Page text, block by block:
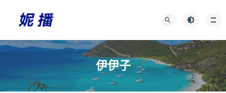
伊伊子